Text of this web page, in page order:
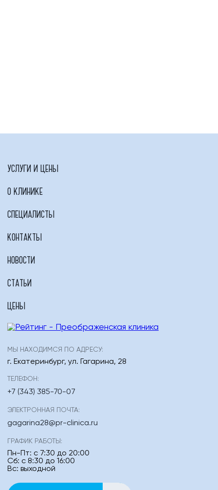
УСЛУГИ И ЦЕНЫ
О КЛИНИКЕ
СПЕЦИАЛИСТЫ
КОНТАКТЫ
НОВОСТИ
СТАТЬИ
ЦЕНЫ
МЫ НАХОДИМСЯ ПО АДРЕСУ:
г. Екатеринбург, ул. Гагарина, 28
ТЕЛЕФОН:
+7 (343) 385-70-07
ЭЛЕКТРОННАЯ ПОЧТА:
gagarina28@pr-clinica.ru
ГРАФИК РАБОТЫ:
Пн-Пт: с 7:30 до 20:00
Сб: с 8:30 до 16:00
Вс: выходной